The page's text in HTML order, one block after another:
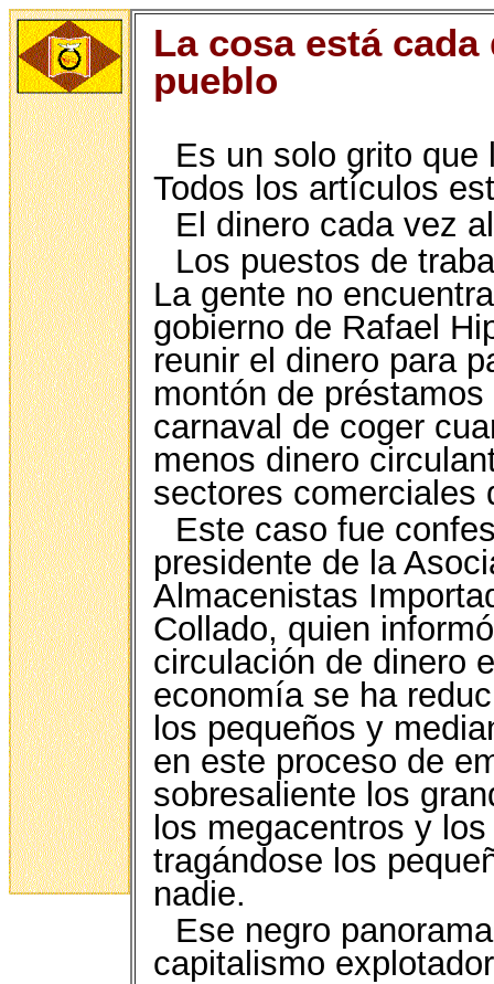
La cosa está
pueblo
Es un solo grito que
Todos los artículos
El dinero cada vez
Los puestos de
La gente no
gobierno de Rafael
reunir el dinero para
montón de
carnaval de coger
menos dinero
sectores comerciales
Este caso fue
presidente de la
Almacenistas
Collado, quien
circulación de dinero
economía se ha
los pequeños y
en este proceso de
sobresaliente los
los megacentros y
tragándose los
nadie.
Ese negro
capitalismo